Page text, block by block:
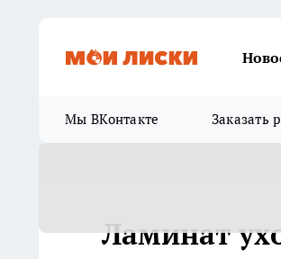
Мы ВКонтакте Заказать
Ламинат